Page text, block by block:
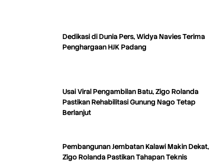
Dedikasi di Dunia Pers, Widya Navies Terima
Penghargaan HJK Padang
Usai Viral Pengambilan Batu, Zigo Rolanda
Pastikan Rehabilitasi Gunung Nago Tetap
Berlanjut
Pembangunan Jembatan Kalawi Makin Dekat,
Zigo Rolanda Pastikan Tahapan Teknis